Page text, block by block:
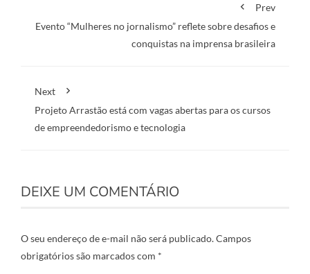
Prev
Evento “Mulheres no jornalismo” reflete sobre desafios e
conquistas na imprensa brasileira
Next
Projeto Arrastão está com vagas abertas para os cursos
de empreendedorismo e tecnologia
DEIXE UM COMENTÁRIO
O seu endereço de e-mail não será publicado.Campos
obrigatórios são marcados com *